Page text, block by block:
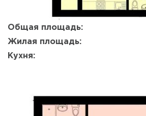
Общая площадь:
Жилая площадь:
Кухня: